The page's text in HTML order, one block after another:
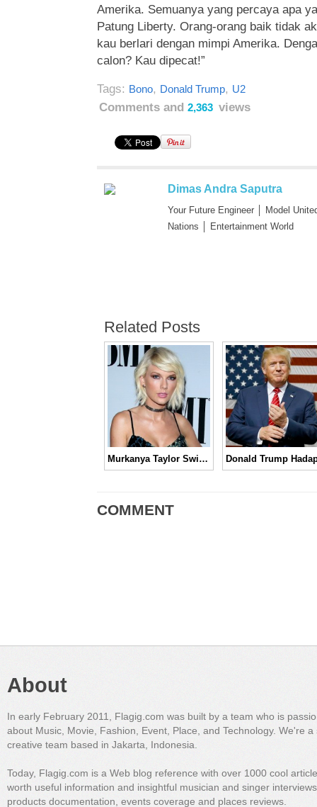
Amerika. Semuanya yang percaya apa
Patung Liberty. Orang-orang baik tidak
kau berlari dengan mimpi Amerika.
calon? Kau dipecat!”
Tags: Bono, Donald Trump, U2
Comments and 2,363 views
Dimas Andra Saputra
Your Future Engineer │ Model
Nations │ Entertainment World
Related Posts
Murkanya Taylor Swift Terhadap Video Musik “Famous” Milik Kanye West
COMMENT
About
In early February 2011, Flagig.com was built by a team who is
about Music, Movie, Fashion, Event, Place, and Technology. We're a
creative team based in Jakarta, Indonesia.
Today, Flagig.com is a Web blog reference with over 1000 cool
worth useful information and insightful musician and singer
products documentation, events coverage and places reviews.